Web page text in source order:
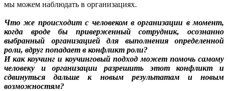
мы можем наблюдать в организациях.
Что же происходит с человеком в организации в момент,
когда вроде бы приверженный сотрудник, осознанно
выбранный организацией для выполнения определенной
роли, вдруг попадает в конфликт роли?
И как коучинг и коучинговый подход может помочь самому
человеку и организации разрешить этот конфликт и
сдвинуться дальше к новым результатам и новым
возможностям?